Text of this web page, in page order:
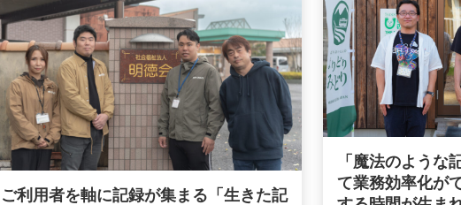
ご利用者を軸に記録が集まる「生きた記
「魔法のような
て業務効率化が